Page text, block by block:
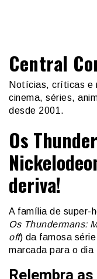
Central
Notícias, críticas e
cinema, séries,
desde 2001.
Os
deriva!
A família de super-
Os Thundermans:
off) da famosa série
marcada para o dia
Relembra